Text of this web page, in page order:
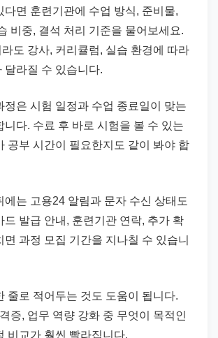
다면 훈련기관에 수업 방식, 준비물,
비중, 결석 처리 기준을 물어보세요.
도 강사, 커리큘럼, 실습 환경에 따라
달라질 수 있습니다.
정은 시험 일정과 수업 종료일이 맞는
니다. 수료 후 바로 시험을 볼 수 있는
공부 시간이 필요한지도 같이 봐야 합
에는 고용24 알림과 문자 수신 상태도
드 발급 안내, 훈련기관 연락, 추가 확
면 과정 모집 기간을 지나칠 수 있습니
줄로 적어두는 것도 도움이 됩니다.
증, 업무 역량 강화 중 무엇이 목적인
비교가 훨씬 빨라집니다.